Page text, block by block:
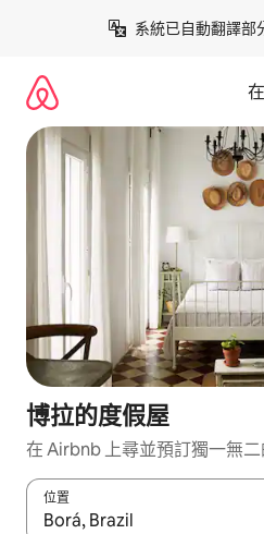
系統已自動翻譯部
博拉的度假屋
在 Airbnb 上尋並預訂獨一無
位置
如有搜尋結果，瀏覽內容時請使